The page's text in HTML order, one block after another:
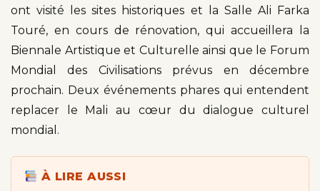
ont visité les sites historiques et la Salle Ali Farka
Touré, en cours de rénovation, qui accueillera la
Biennale Artistique et Culturelle ainsi que le Forum
Mondial des Civilisations prévus en décembre
prochain. Deux événements phares qui entendent
replacer le Mali au cœur du dialogue culturel
mondial.
À LIRE AUSSI